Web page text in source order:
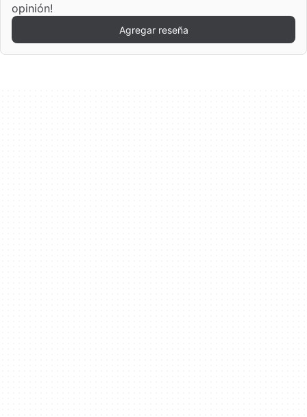
opinión!
Agregar reseña